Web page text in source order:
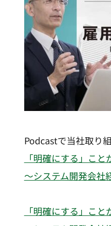
Podcastで当社取り
「明確にする」こ
〜システム開発会社
「明確にする」こ